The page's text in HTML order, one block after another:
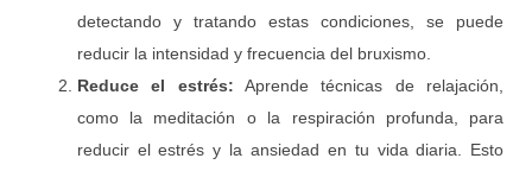
detectando y tratando estas condiciones, se puede
reducir la intensidad y frecuencia del bruxismo.
Reduce el estrés: Aprende técnicas de relajación,
como la meditación o la respiración profunda, para
reducir el estrés y la ansiedad en tu vida diaria. Esto